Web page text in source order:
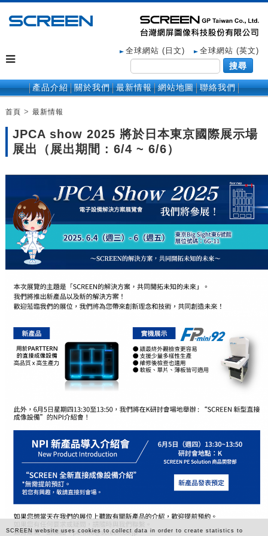
全球網站 (日文) 全球網站 (英文)
搜尋
產品介紹 關於我們 最新情報 網站地圖 聯絡我們
首頁 > 最新情報
JPCA show 2025 將於日本東京國際展示場
展出（展出期間 : 6/4 ~ 6/6）
SCREEN website uses cookies to collect data in order to create statistics to